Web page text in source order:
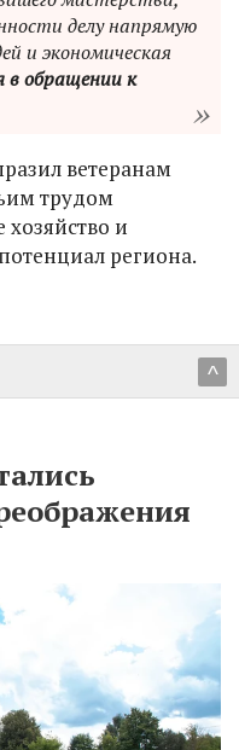
делу напрямую
и экономическая
в обращении к
ветеранам
трудом
хозяйство и
региона.
^